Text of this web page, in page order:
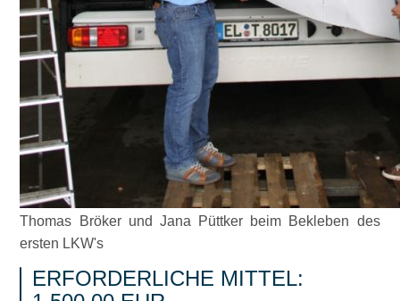
Thomas Bröker und Jana Püttker beim Bekleben des
ersten LKW's
ERFORDERLICHE MITTEL: